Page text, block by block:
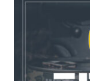
Dieta
Noże survivalowe